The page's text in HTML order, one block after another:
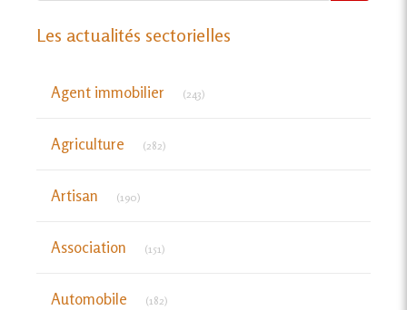
Les actualités sectorielles
Agent immobilier (243)
Agriculture (282)
Artisan (190)
Association (151)
Automobile (182)